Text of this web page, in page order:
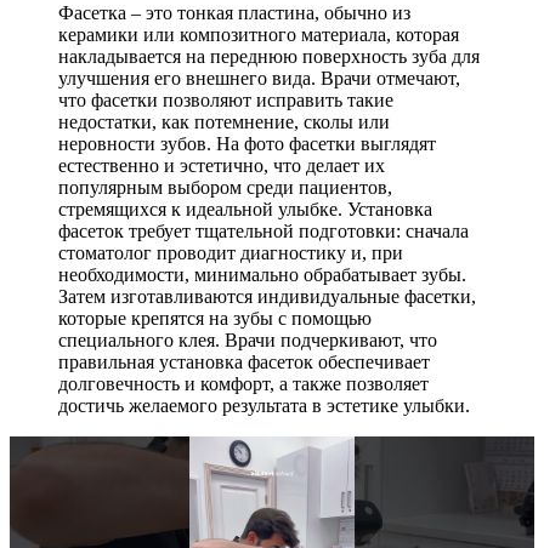
Фасетка – это тонкая пластина, обычно из
керамики или композитного материала, которая
накладывается на переднюю поверхность зуба для
улучшения его внешнего вида. Врачи отмечают,
что фасетки позволяют исправить такие
недостатки, как потемнение, сколы или
неровности зубов. На фото фасетки выглядят
естественно и эстетично, что делает их
популярным выбором среди пациентов,
стремящихся к идеальной улыбке. Установка
фасеток требует тщательной подготовки: сначала
стоматолог проводит диагностику и, при
необходимости, минимально обрабатывает зубы.
Затем изготавливаются индивидуальные фасетки,
которые крепятся на зубы с помощью
специального клея. Врачи подчеркивают, что
правильная установка фасеток обеспечивает
долговечность и комфорт, а также позволяет
достичь желаемого результата в эстетике улыбки.